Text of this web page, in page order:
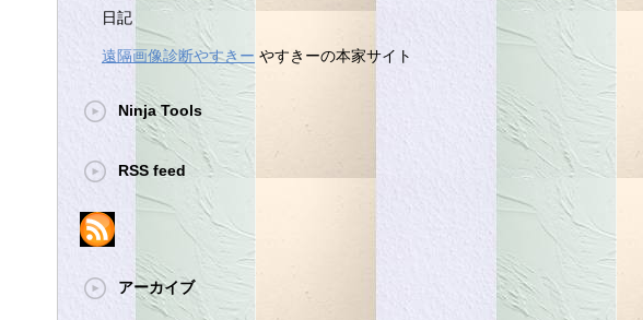
日記
遠隔画像診断やすきー やすきーの本家サイト
Ninja Tools
RSS feed
アーカイブ